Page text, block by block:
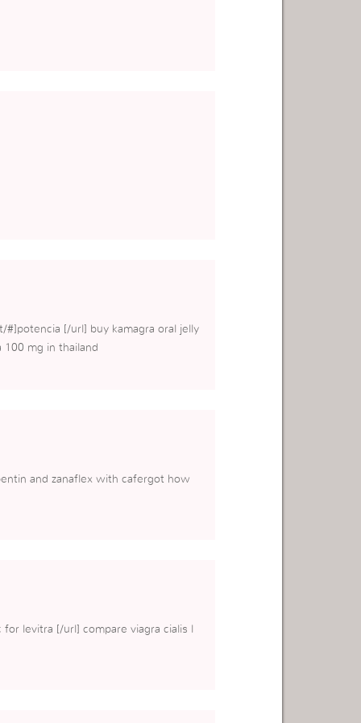
#]potencia [/url] buy kamagra oral jelly
100 mg in thailand
and zanaflex with cafergot how
levitra [/url] compare viagra cialis l